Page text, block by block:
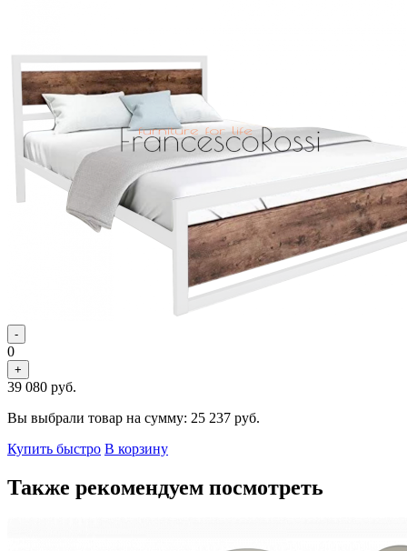
-
0
+
39 080 руб.
Вы выбрали товар на сумму: 25 237 руб.
Купить быстро В корзину
Также рекомендуем посмотреть